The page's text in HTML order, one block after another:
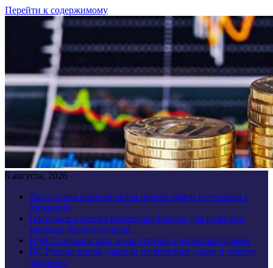
Перейти к содержимому
6 августа, 2026
Лантратова анонсировала новый обмен пленными с
Украиной
Патрушев отметил потенциал России для развития
морских беспилотников
В ВСУ начался хаос из-за успехов российской армии
ВС России вновь ударили по морским судам и портам
Украины